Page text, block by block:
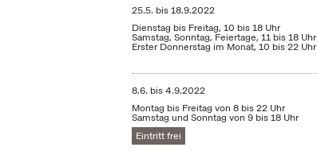
25.5. bis18.9.2022
Dienstag bis Freitag, 10 bis 18 Uhr
Samstag, Sonntag, Feiertage, 11 bis 18 Uhr
Erster Donnerstag im Monat, 10 bis 22 Uhr
8.6. bis4.9.2022
Montag bis Freitag von 8 bis 22 Uhr
Samstag und Sonntag von 9 bis 18 Uhr
Eintritt frei